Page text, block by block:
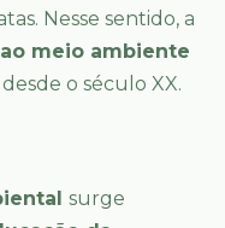
Nesse sentido, a
meio ambiente
o século XX.
surge